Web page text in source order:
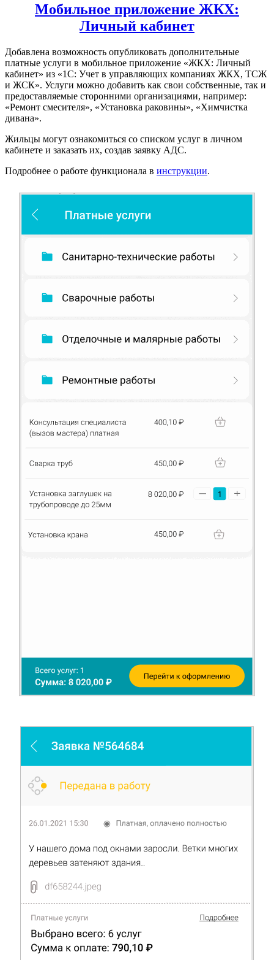
Мобильное приложение ЖКХ:
Личный кабинет
Добавлена возможность опубликовать дополнительные
платные услуги в мобильное приложение «ЖКХ: Личный
кабинет» из «1С: Учет в управляющих компаниях ЖКХ, ТСЖ
и ЖСК». Услуги можно добавить как свои собственные, так и
предоставляемые сторонними организациями, например:
«Ремонт смесителя», «Установка раковины», «Химчистка
дивана».
Жильцы могут ознакомиться со списком услуг в личном
кабинете и заказать их, создав заявку АДС.
Подробнее о работе функционала в инструкции.